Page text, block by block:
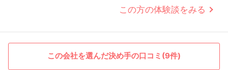
この方の体験談をみる
この会社を選んだ決め手の口コミ(9件)